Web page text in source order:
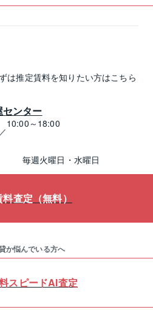
は推定賃料を知りたい方はこちら
ンター
10:00～18:00
毎週火曜日・水曜日
料査定（無料）
か悩んでいる方へ
スピードAI査定